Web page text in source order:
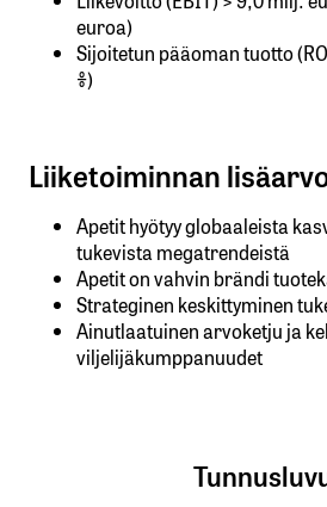
euroa)
Sijoitetun pääoman tuotto
%)
Liiketoiminnan
Apetit hyötyy globaaleista
tukevista megatrendeistä
Apetit on vahvin brändi
Strateginen keskittyminen
Ainutlaatuinen arvoketju ja
viljelijäkumppanuudet